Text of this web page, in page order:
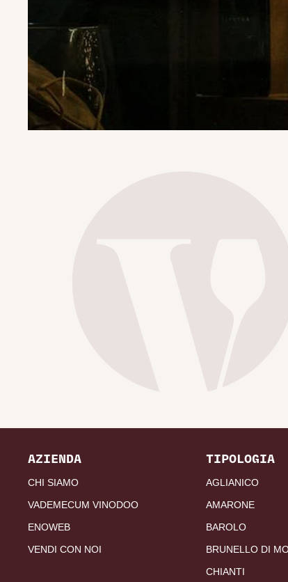
AZIENDA
CHI SIAMO
VADEMECUM VINODOO
ENOWEB
VENDI CON NOI
TIPOLOGIA
AGLIANICO
AMARONE
BAROLO
BRUNELLO DI
CHIANTI